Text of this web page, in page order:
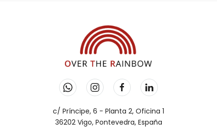
c/ Príncipe, 6 - Planta 2, Oficina 1
36202 Vigo, Pontevedra, España